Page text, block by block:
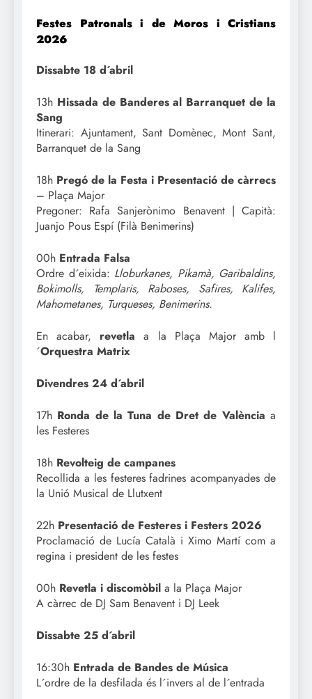
Festes Patronals i de Moros i Cristians
2026
Dissabte 18 d´abril
13h Hissada de Banderes al Barranquet de la
Sang
Itinerari: Ajuntament, Sant Domènec, Mont Sant,
Barranquet de la Sang
18h Pregó de la Festa i Presentació de càrrecs
– Plaça Major
Pregoner: Rafa Sanjerònimo Benavent | Capità:
Juanjo Pous Espí (Filà Benimerins)
00h Entrada Falsa
Ordre d´eixida: Lloburkanes, Pikamà, Garibaldins,
Bokimolls, Templaris, Raboses, Safires, Kalifes,
Mahometanes, Turqueses, Benimerins.
En acabar, revetla a la Plaça Major amb l
´Orquestra Matrix
Divendres 24 d´abril
17h Ronda de la Tuna de Dret de València a
les Festeres
18h Revolteig de campanes
Recollida a les festeres fadrines acompanyades de
la Unió Musical de Llutxent
22h Presentació de Festeres i Festers 2026
Proclamació de Lucía Català i Ximo Martí com a
regina i president de les festes
00h Revetla i discomòbil a la Plaça Major
A càrrec de DJ Sam Benavent i DJ Leek
Dissabte 25 d´abril
16:30h Entrada de Bandes de Música
L´ordre de la desfilada és l´invers al de l´entrada